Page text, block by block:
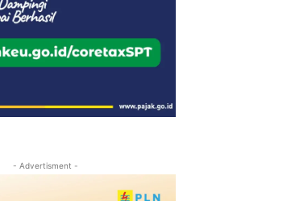
- Advertisment -